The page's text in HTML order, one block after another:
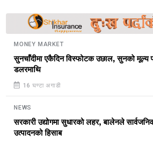
MONEY MARKET
सुनचाँदीमा एकैदिन विस्फोटक उछाल, सुनको
डलरमाथि
16 घण्टा अगाडी
NEWS
सरकारी उद्योगमा सुधारको लहर, बालेनले
उत्पादनको हिसाब